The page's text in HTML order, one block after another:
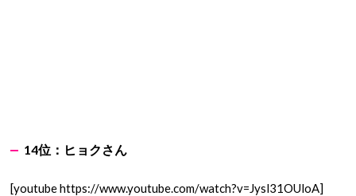
14位： ヒョクさん
[youtube https://www.youtube.com/watch?v=Jysl31OUloA]